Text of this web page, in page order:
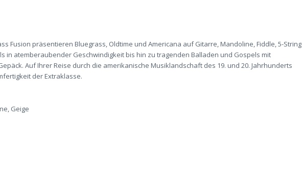
Fusion präsentieren Bluegrass, Oldtime und Americana auf Gitarre, Mandoline, Fiddle, 5-String
in atemberaubender Geschwindigkeit bis hin zu tragenden Balladen und Gospels mit
Auf Ihrer Reise durch die amerikanische Musiklandschaft des 19. und 20. Jahrhunderts
der Extraklasse.
Geige